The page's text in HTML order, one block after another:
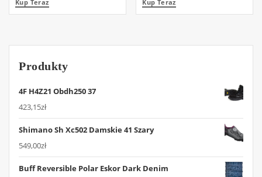
Kup Teraz Kup Teraz
Produkty
4F H4Z21 Obdh250 37
423,15zł
Shimano Sh Xc502 Damskie 41 Szary
549,00zł
Buff Reversible Polar Eskor Dark Denim